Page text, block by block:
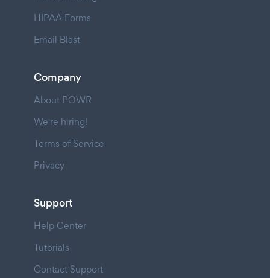
HIPAA Forms
Email Blast
Company
About POWR
We're hiring!
Terms of Service
Privacy
Support
Help Center
Tutorials
Contact Support